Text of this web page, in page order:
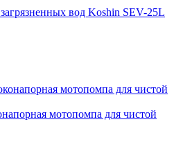
вод Koshin SEV-25L
мотопомпа для чистой